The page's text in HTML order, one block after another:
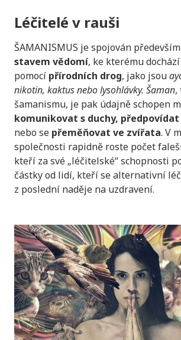
Léčitelé v rauši
ŠAMANISMUS je spojován
stavem vědomí, ke kterému
pomocí přírodních drog, jako jsou
nikotin, kaktus nebo lysohlávky. Šaman,
šamanismu, je pak údajně schopen
komunikovat s duchy,
nebo se přeměňovat ve zvířata. V
společnosti rapidně roste počet
kteří za své „léčitelské“ schopnosti
částky od lidí, kteří se alternativní
z poslední naděje na uzdravení.